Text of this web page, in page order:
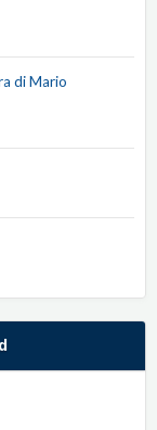
di Mario